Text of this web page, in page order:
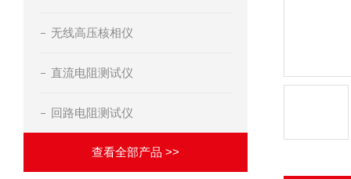
无线高压核相仪
直流电阻测试仪
回路电阻测试仪
查看全部产品 >>